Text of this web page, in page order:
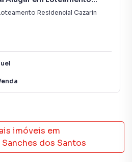
Residencial Cazarin
imóveis em
dos Santos